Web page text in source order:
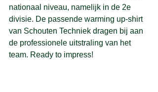
nationaal niveau, namelijk in de 2e
divisie. De passende warming up-shirt
van Schouten Techniek dragen bij aan
de professionele uitstraling van het
team. Ready to impress!